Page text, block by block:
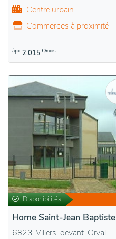
Centre urbain
Commerces à proximité
àpd 2.015 €/mois
Disponibilités
Home Saint-Jean Baptiste
6823-Villers-devant-Orval